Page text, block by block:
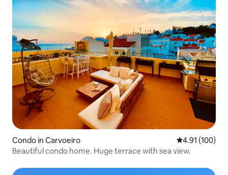
Condo in Carvoeiro 4.91 out of 5
4.91 (100)
Beautiful condo home. Huge terrace with sea view.